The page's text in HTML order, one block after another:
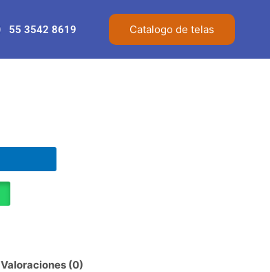
55 3542 8619 Catalogo de telas
Valoraciones (0)